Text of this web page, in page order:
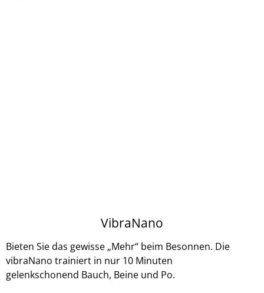
VibraNano
Bieten Sie das gewisse „Mehr“ beim Besonnen. Die
vibraNano trainiert in nur 10 Minuten
gelenkschonend Bauch, Beine und Po.